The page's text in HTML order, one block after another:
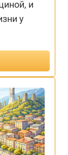
и
у